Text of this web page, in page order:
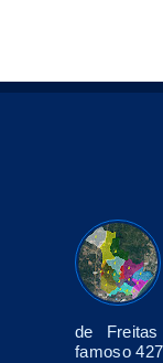
de
famoso